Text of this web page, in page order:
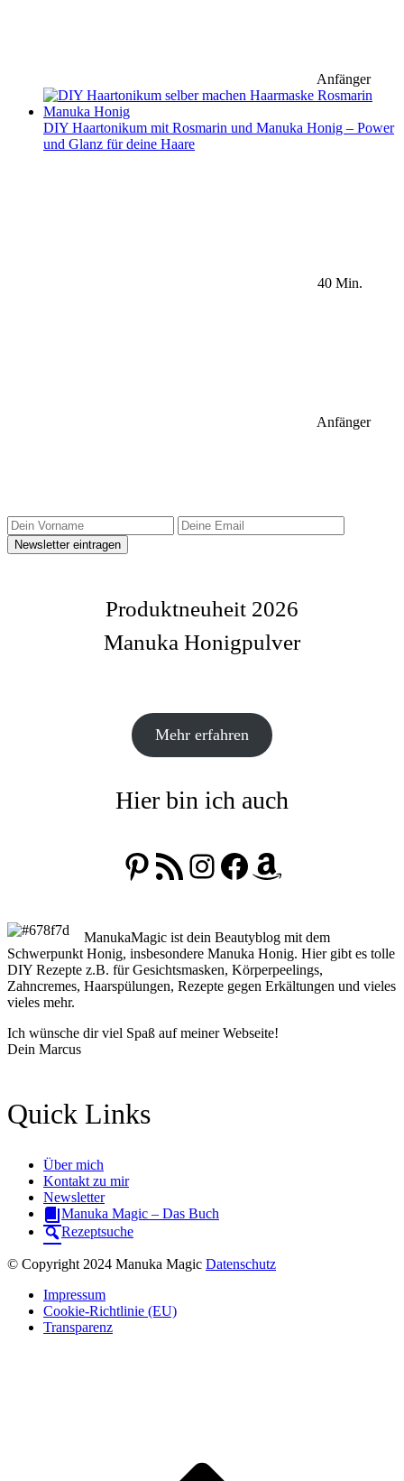
Anfänger
DIY Haartonikum mit Rosmarin und Manuka Honig – Power
und Glanz für deine Haare
40 Min.
Anfänger
Produktneuheit 2026
Manuka Honigpulver
Mehr erfahren
Hier bin ich auch
Pinterest
RSS-FeedInstagram
Facebook
Amazon
ManukaMagic ist dein Beautyblog mit dem
Schwerpunkt Honig, insbesondere Manuka Honig. Hier gibt es tolle
DIY Rezepte z.B. für Gesichtsmasken, Körperpeelings,
Zahncremes, Haarspülungen, Rezepte gegen Erkältungen und vieles
vieles mehr.
Ich wünsche dir viel Spaß auf meiner Webseite!
Dein Marcus
Quick Links
Über mich
Kontakt zu mir
Newsletter
Manuka Magic – Das Buch
Rezeptsuche
© Copyright 2024 Manuka Magic Datenschutz
Impressum
Cookie-Richtlinie (EU)
Transparenz